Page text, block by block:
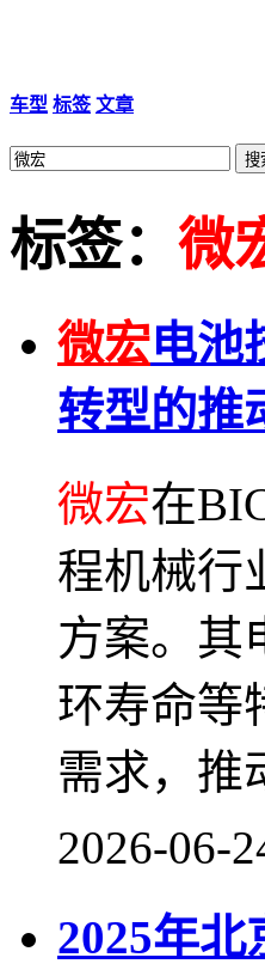
车型 标签 文章
标签： 微
微宏电池
转型的推
微宏在
程机械行
方案。其
环寿命等
需求，推
2026-06-
2025年